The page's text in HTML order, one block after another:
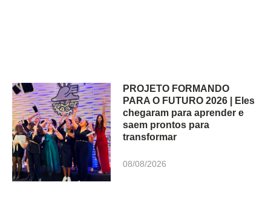
PROJETO FORMANDO
PARA O FUTURO 2026 | Eles
chegaram para aprender e
saem prontos para
transformar
08/08/2026